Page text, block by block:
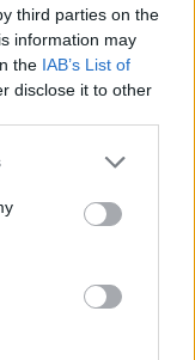
third parties on the
information may
the IAB’s List of
disclose it to other
nabízí
voda je jen na
Svaté Hory
pravidla soutěže.
i za předcházení